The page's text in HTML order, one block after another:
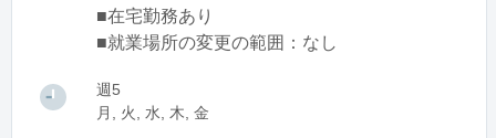
■在宅勤務あり
■就業場所の変更の範囲：なし
週5
月, 火, 水, 木, 金